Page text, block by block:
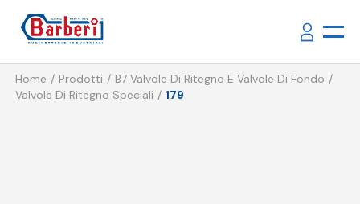
Home Prodotti
B7 Valvole Di Ritegno E Valvole Di Fondo
Valvole Di Ritegno Speciali
179